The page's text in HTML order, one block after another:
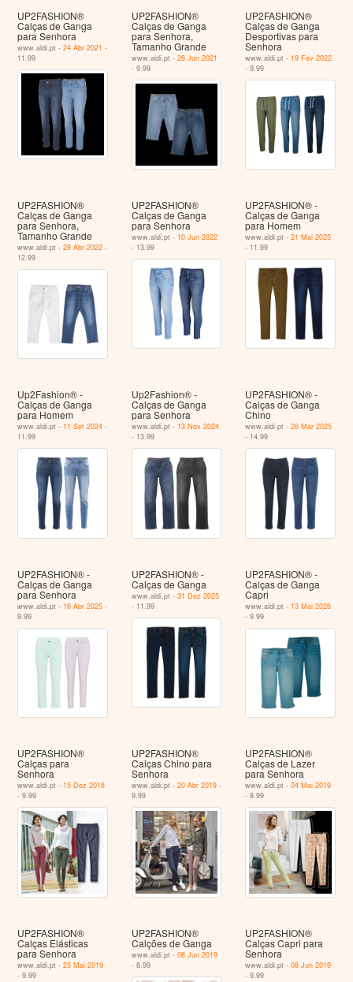
UP2FASHION®
Calças de Ganga
para Senhora
www.aldi.pt -24 Abr 2021 -
11.99
UP2FASHION®
Calças de Ganga
para Senhora,
Tamanho Grande
www.aldi.pt - 26 Jun 2021
- 9.99
UP2FASHION®
Calças de Ganga
Desportivas para
Senhora
www.aldi.pt - 19 Fev 2022
- 9.99
UP2FASHION®
Calças de Ganga
para Senhora,
Tamanho Grande
www.aldi.pt -29 Abr 2022 -
12.99
UP2FASHION®
Calças de Ganga
para Senhora
www.aldi.pt - 10 Jun 2022
- 13.99
UP2FASHION® -
Calças de Ganga
para Homem
www.aldi.pt -21 Mai 2025
- 11.99
Up2Fashion® -
Calças de Ganga
para Homem
www.aldi.pt - 11 Set 2024 -
11.99
Up2Fashion® -
Calças de Ganga
para Senhora
www.aldi.pt - 13 Nov 2024
- 13.99
UP2FASHION® -
Calças de Ganga
Chino
www.aldi.pt -26 Mar 2025
- 14.99
UP2FASHION® -
Calças de Ganga
para Senhora
www.aldi.pt - 16 Abr 2025 -
9.99
UP2FASHION® -
Calças de Ganga
www.aldi.pt - 31 Dez 2025
- 11.99
UP2FASHION® -
Calças de Ganga
Capri
www.aldi.pt - 13 Mai 2026
- 9.99
UP2FASHION®
Calças para
Senhora
www.aldi.pt - 15 Dez 2018
- 9.99
UP2FASHION®
Calças Chino para
Senhora
www.aldi.pt - 20 Abr 2019-
9.99
UP2FASHION®
Calças de Lazer
para Senhora
www.aldi.pt -04 Mai 2019
- 8.99
UP2FASHION®
Calças Elásticas
para Senhora
www.aldi.pt -25 Mai 2019
- 9.99
UP2FASHION®
Calções de Ganga
www.aldi.pt - 08 Jun 2019
- 8.99
UP2FASHION®
Calças Capri para
Senhora
www.aldi.pt -08 Jun 2019
- 9.99